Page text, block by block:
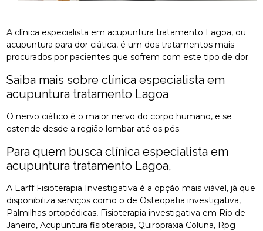
A clínica especialista em acupuntura tratamento Lagoa, ou
acupuntura para dor ciática, é um dos tratamentos mais
procurados por pacientes que sofrem com este tipo de dor.
Saiba mais sobre clínica especialista em
acupuntura tratamento Lagoa
O nervo ciático é o maior nervo do corpo humano, e se
estende desde a região lombar até os pés.
Para quem busca clínica especialista em
acupuntura tratamento Lagoa,
A Earff Fisioterapia Investigativa é a opção mais viável, já que
disponibiliza serviços como o de Osteopatia investigativa,
Palmilhas ortopédicas, Fisioterapia investigativa em Rio de
Janeiro, Acupuntura fisioterapia, Quiropraxia Coluna, Rpg